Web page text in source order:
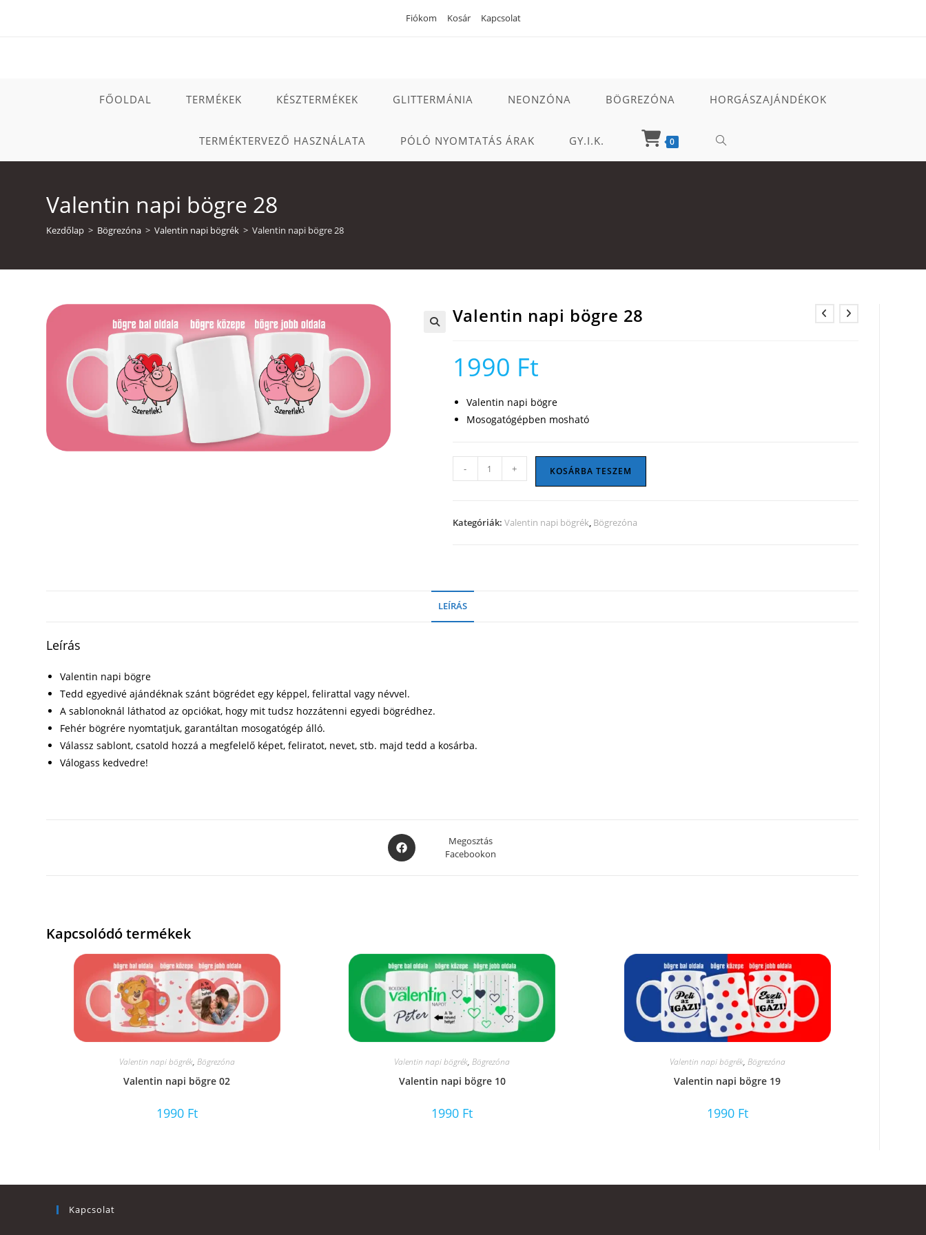
Fiókom Kosár Kapcsolat
FŐOLDAL TERMÉKEK KÉSZTERMÉKEK GLITTERMÁNIA NEONZÓNA BÖGREZÓNA HORGÁSZAJÁNDÉKOK
TERMÉKTERVEZŐ HASZNÁLATA PÓLÓ NYOMTATÁS ÁRAK GY.I.K. 0 TOGGLE
Valentin napi bögre 28
Kezdőlap > Bögrezóna > Valentin napi bögrék > Valentin napi bögre 28
Valentin napi bögre 28
1990 Ft
Valentin napi bögre
Mosogatógépben mosható
Valentin
napi
- + KOSÁRBA TESZEM
Kategóriák: Valentin napi bögrék, Bögrezóna
LEÍRÁS
Leírás
Valentin napi bögre
Tedd egyedivé ajándéknak szánt bögrédet egy képpel, felirattal vagy névvel.
A sablonoknál láthatod az opciókat, hogy mit tudsz hozzátenni egyedi bögrédhez.
Fehér bögrére nyomtatjuk, garantáltan mosogatógép álló.
Válassz sablont, csatold hozzá a megfelelő képet, feliratot, nevet, stb. majd tedd a kosárba.
Válogass kedvedre!
Opens
in
Megosztás
Facebookon
Kapcsolódó termékek
Valentin napi bögrék, Bögrezóna
Valentin napi bögre 02
1990 Ft
Valentin napi bögrék,Bögrezóna
Valentin napi bögre 10
1990 Ft
Valentin napi bögrék, Bögrezóna
Valentin napi bögre 19
1990 Ft
Kapcsolat